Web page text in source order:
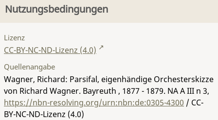
Nutzungsbedingungen
Lizenz
CC-BY-NC-ND-Lizenz (4.0)
Quellenangabe
Wagner, Richard: Parsifal, eigenhändige Orchesterskizze
von Richard Wagner. Bayreuth , 1877 - 1879. NA A III n 3,
https://nbn-resolving.org/urn:nbn:de:0305-4300 / CC-
BY-NC-ND-Lizenz (4.0)